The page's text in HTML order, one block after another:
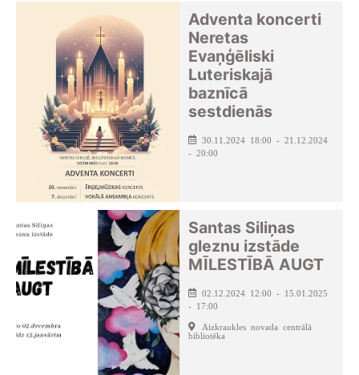
Adventa koncerti
Neretas
Evaņģēliski
Luteriskajā
baznīcā
sestdienās
30.11.2024 18:00 - 21.12.2024
- 20:00
Santas Siliņas
gleznu izstāde
MĪLESTĪBĀ AUGT
02.12.2024 12:00 - 15.01.2025
- 17:00
Aizkraukles novada centrālā
bibliotēka